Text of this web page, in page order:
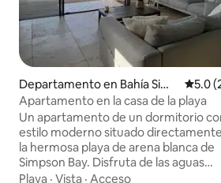
Departamento en Bahía Simp
son
5.0
Apartamento en la casa de la playa
Un apartamento de un dormitorio
estilo moderno situado
la hermosa playa de arena blanca de
Simpson Bay. Disfruta de las aguas
cristalinas durante el día y explora el
Playa · Vista · Acceso